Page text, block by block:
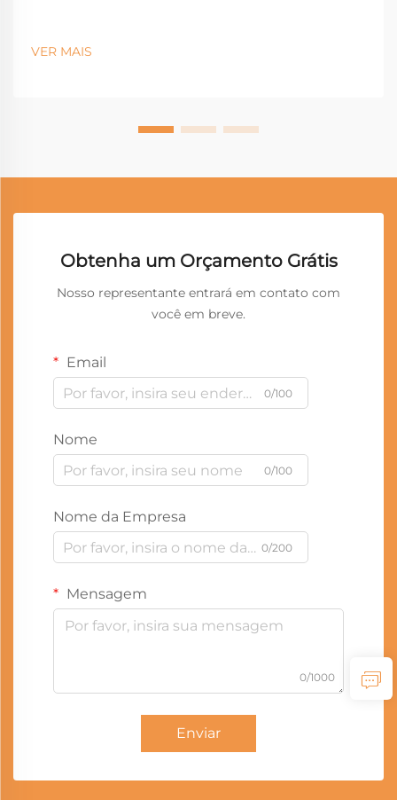
VER MAIS
Obtenha um Orçamento Grátis
Nosso representante entrará em contato com
você em breve.
Email
0/100
Nome
0/100
Nome da Empresa
0/200
Mensagem
0/1000
Enviar